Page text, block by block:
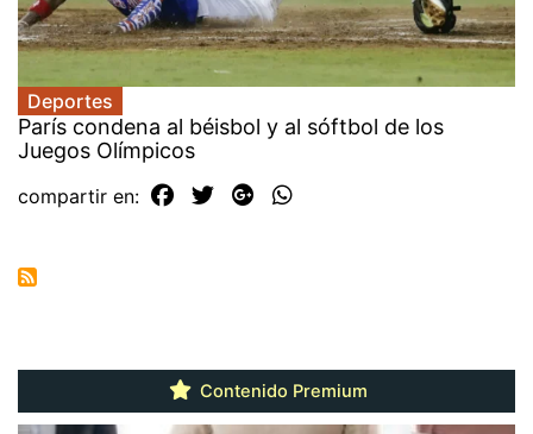
Deportes
París condena al béisbol y al sóftbol de los
Juegos Olímpicos
compartir en:
Contenido Premium